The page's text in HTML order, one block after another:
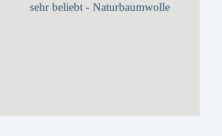
sehr beliebt - Naturbaumwolle